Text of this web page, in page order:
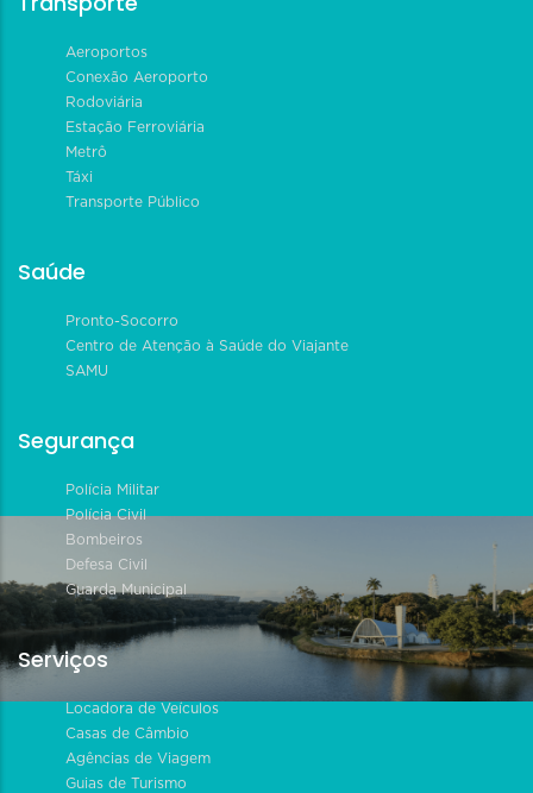
Aeroportos
Conexão Aeroporto
Rodoviária
Estação Ferroviária
Metrô
Táxi
Transporte Público
Saúde
Pronto-Socorro
Centro de Atenção à Saúde do Viajante
SAMU
Segurança
Polícia Militar
Polícia Civil
Bombeiros
Defesa Civil
Guarda Municipal
Serviços
Locadora de Veículos
Casas de Câmbio
Agências de Viagem
Guias de Turismo